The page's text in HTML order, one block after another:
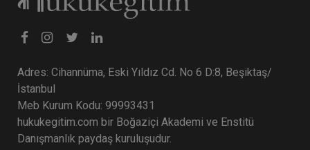
Adres: Cihannüma, Eski Yıldız Cd. No 6 D:8, Beşiktaş/
İstanbul
Meb Kurum Kodu: 99993431
hukukegitim.com bir Boğaziçi Akademi ve Enstitü
Danışmanlık paydaş kuruluşudur.